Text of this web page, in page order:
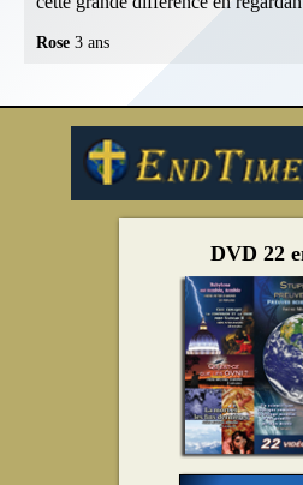
Rose 3 ans
DVD 22